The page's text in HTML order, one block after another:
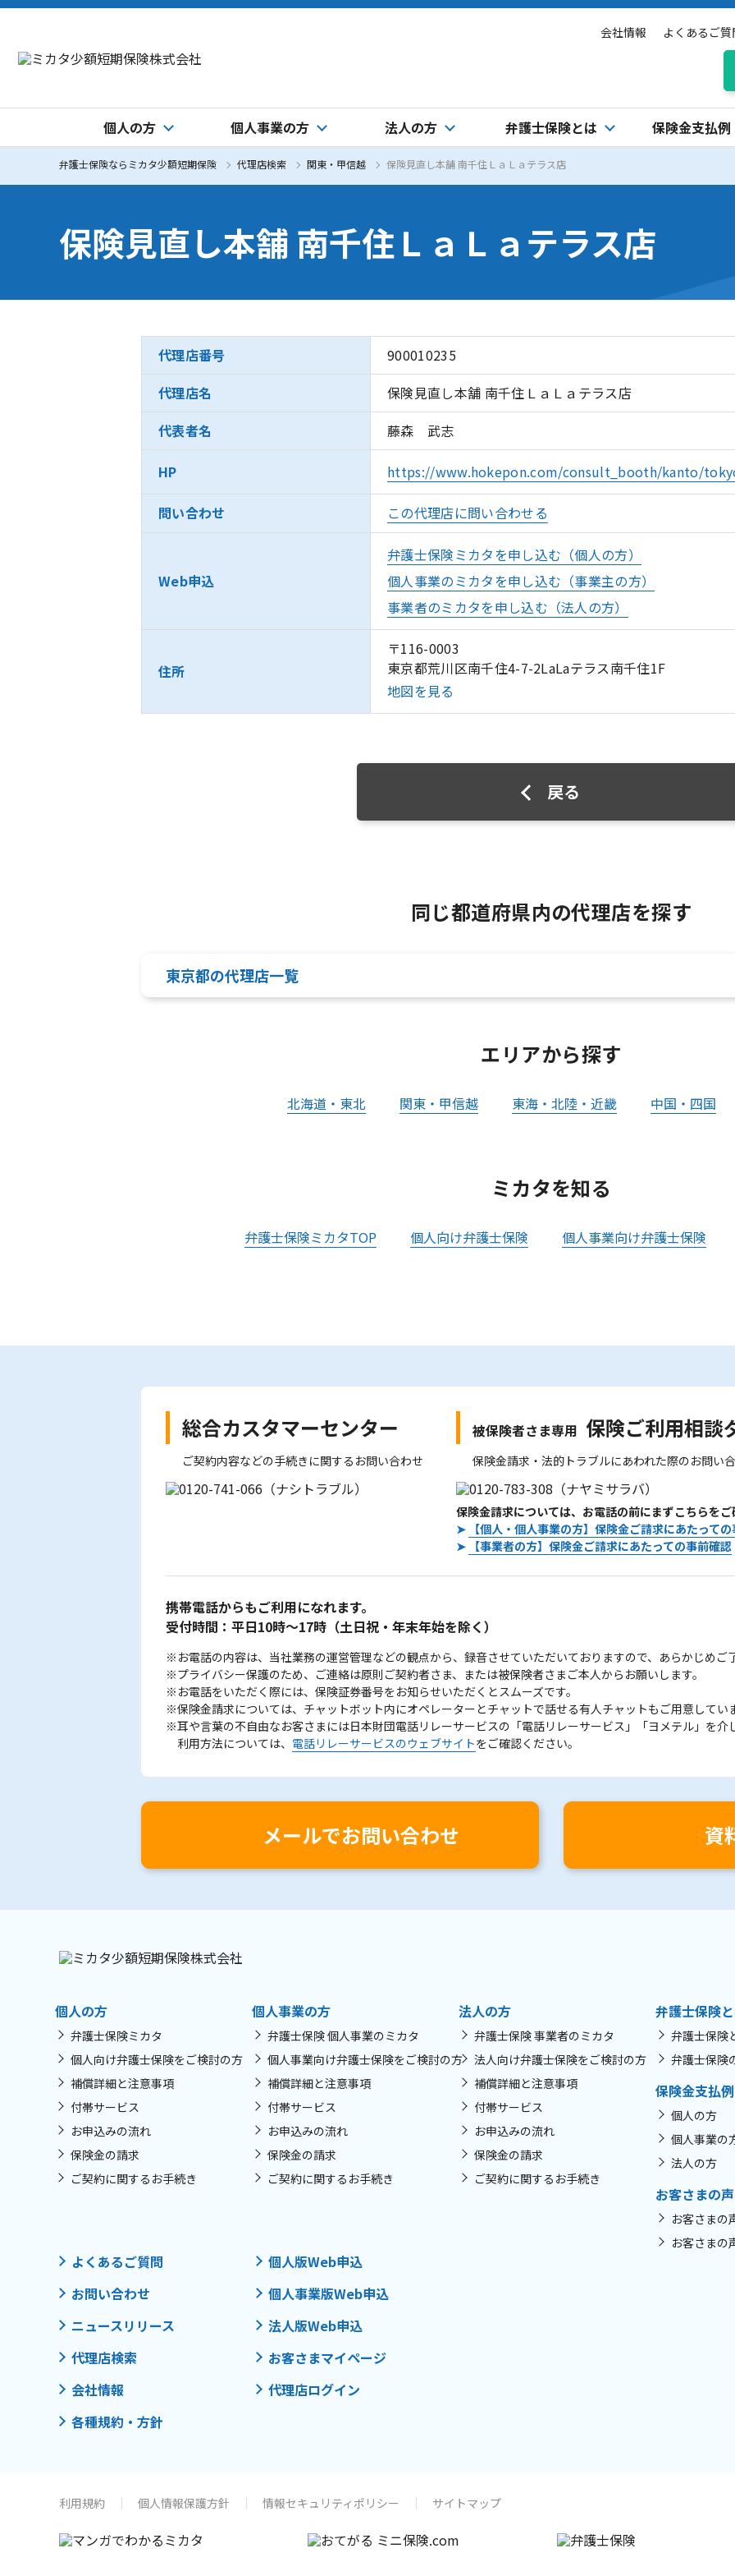
会社情報 よくあるご質
個人の方 個人事業の方 法人の方 弁護士保険とは 保険金支払例
弁護士保険ならミカタ少額短期保険 代理店検索 関東・甲信越 保険見直し本舗 南千住ＬａＬａテラス店
保険見直し本舗 南千住ＬａＬａテラス店
代理店番号
900010235
代理店名
保険見直し本舗 南千住ＬａＬａテラス店
代表者名
藤森 武志
HP https://www.hokepon.com/consult_booth/kanto/
問い合わせ この代理店に問い合わせる
Web申込
弁護士保険ミカタを申し込む（個人の方）
個人事業のミカタを申し込む（事業主の方）
事業者のミカタを申し込む（法人の方）
住所
〒116-0003
東京都荒川区南千住4-7-2LaLaテラス南千住1F
地図を見る
戻る
同じ都道府県内の代理店を探す
東京都の代理店一覧
エリアから探す
北海道・東北 関東・甲信越 東海・北陸・近畿 中国・四国
ミカタを知る
弁護士保険ミカタTOP 個人向け弁護士保険 個人事業向け弁護士保険
総合カスタマーセンター
ご契約内容などの手続きに関するお問い合わせ
被保険者さま専用 保険ご利用相談
保険金請求・法的トラブルにあわれた際のお問い
保険金請求については、お電話の前にまずこちらをご
➤ 【個人・個人事業の方】保険金ご請求にあたって
➤ 【事業者の方】保険金ご請求にあたっての事前確認
携帯電話からもご利用になれます。
受付時間：平日10時～17時 （土日祝・年末年始を除く）
※お電話の内容は、当社業務の運営管理などの観点から、録音させていただいておりますので、あらかじめご
※プライバシー保護のため、ご連絡は原則ご契約者さま、または被保険者さまご本人からお願いします。
※お電話をいただく際には、保険証券番号をお知らせいただくとスムーズです。
※保険金請求については、チャットボット内にオペレーターとチャットで話せる有人チャットもご用意してい
※耳や言葉の不自由なお客さまには日本財団電話リレーサービスの「電話リレーサービス」「ヨメテル」を介
利用方法については、 電話リレーサービスのウェブサイトをご確認ください。
メールでお問い合わせ 資
個人の方
弁護士保険ミカタ
個人向け弁護士保険をご検討の方
補償詳細と注意事項
付帯サービス
お申込みの流れ
保険金の請求
ご契約に関するお手続き
個人事業の方
弁護士保険 個人事業のミカタ
個人事業向け弁護士保険をご検討の方
補償詳細と注意事項
付帯サービス
お申込みの流れ
保険金の請求
ご契約に関するお手続き
法人の方
弁護士保険 事業者のミカタ
法人向け弁護士保険をご検討の方
補償詳細と注意事項
付帯サービス
お申込みの流れ
保険金の請求
ご契約に関するお手続き
弁護士保険
弁護士保険
弁護士保険
保険金支払例
個人の方
個人事業の
法人の方
お客さまの声
お客さまの
お客さまの
よくあるご質問
お問い合わせ
ニュースリリース
代理店検索
会社情報
各種規約・方針
個人版Web申込
個人事業版Web申込
法人版Web申込
お客さまマイページ
代理店ログイン
利用規約 個人情報保護方針 情報セキュリティポリシー サイトマップ